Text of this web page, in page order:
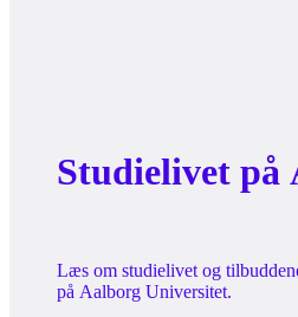
Studielivet på
Læs om studielivet og
på Aalborg Universitet.